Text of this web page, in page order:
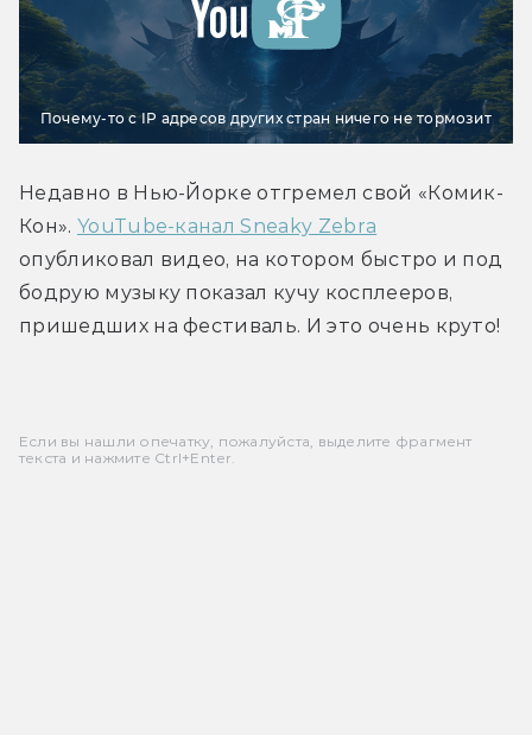
Почему-то с IP адресов других стран ничего не тормозит
Недавно в Нью-Йорке отгремел свой «Комик-
Кон». YouTube-канал Sneaky Zebra
опубликовал видео, на котором быстро и под
бодрую музыку показал кучу косплееров,
пришедших на фестиваль. И это очень круто!
Если вы нашли опечатку, пожалуйста, выделите фрагмент
текста и нажмите Ctrl+Enter.